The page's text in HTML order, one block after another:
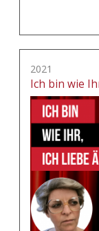
2021
Ich bin wie